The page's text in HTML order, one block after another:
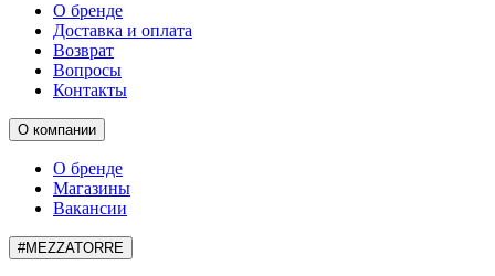
О бренде
Доставка и оплата
Возврат
Вопросы
Контакты
О компании
О бренде
Магазины
Вакансии
#MEZZATORRE